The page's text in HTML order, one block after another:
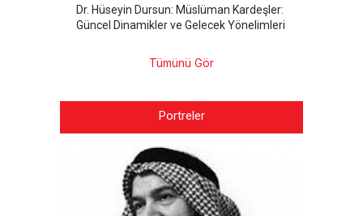
Dr. Hüseyin Dursun: Müslüman Kardeşler:
Güncel Dinamikler ve Gelecek Yönelimleri
Tümünü Gör
Portreler